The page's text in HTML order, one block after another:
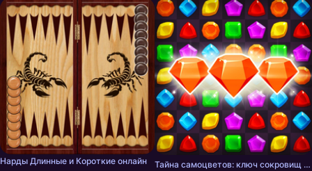
Нарды Длинные и Короткие онлайн Тайна самоцветов: ключ сокровищ - три в ряд